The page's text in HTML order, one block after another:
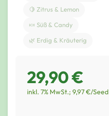
🍋 Zitrus & Lemon
🍬 Süß & Candy
🌿 Erdig & Kräuterig
29,90 €
inkl. 7% MwSt.; 9,97 €/Seed